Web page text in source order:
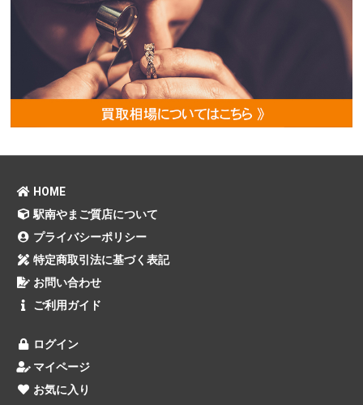
HOME
駅南やまご質店について
プライバシーポリシー
特定商取引法に基づく表記
お問い合わせ
ご利用ガイド
ログイン
マイページ
お気に入り